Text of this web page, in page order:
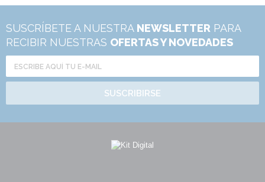
SUSCRÍBETE A NUESTRA NEWSLETTER PARA
RECIBIR NUESTRAS OFERTAS Y NOVEDADES
SUSCRIBIRSE